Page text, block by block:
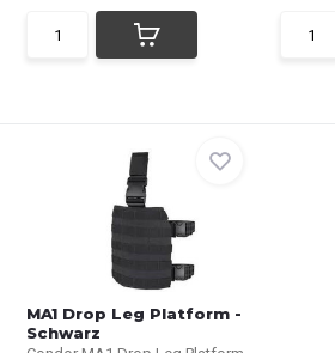
MA1 Drop Leg Platform -
Schwarz